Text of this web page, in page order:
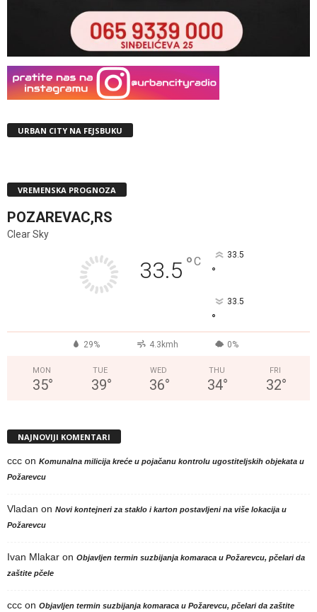
URBAN CITY NA FEJSBUKU
VREMENSKA PROGNOZA
POZAREVAC,RS
Clear Sky
33.5 °C 33.5
°
33.5
°
29% 4.3kmh 0%
MON
35°
TUE
39°
WED
36°
THU
34°
FRI
32°
NAJNOVIJI KOMENTARI
ccc on Komunalna milicija kreće u pojačanu kontrolu ugostiteljskih objekata u
Požarevcu
Vladan on Novi kontejneri za staklo i karton postavljeni na više lokacija u
Požarevcu
Ivan Mlakar on Objavljen termin suzbijanja komaraca u Požarevcu, pčelari da
zaštite pčele
ccc on Objavljen termin suzbijanja komaraca u Požarevcu, pčelari da zaštite